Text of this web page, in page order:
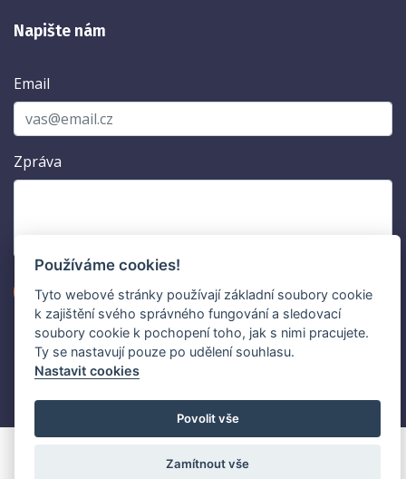
Napište nám
Email
Zpráva
Odeslat
Používáme cookies!
Tyto webové stránky používají základní soubory cookie
k zajištění svého správného fungování a sledovací
soubory cookie k pochopení toho, jak s nimi pracujete.
Ty se nastavují pouze po udělení souhlasu.
Nastavit cookies
Povolit vše
Zamítnout vše